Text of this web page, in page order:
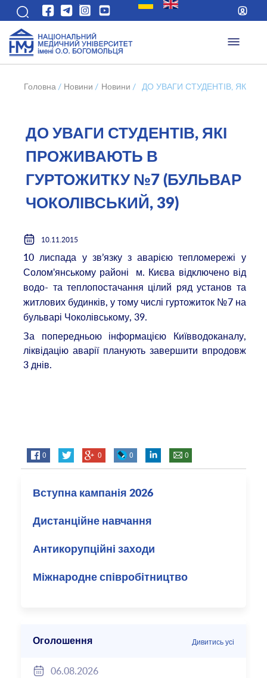
Головна / Новини / Новини / ДО УВАГИ СТУДЕНТІВ, ЯКІ
ДО УВАГИ СТУДЕНТІВ, ЯКІ
ПРОЖИВАЮТЬ В
ГУРТОЖИТКУ №7 (БУЛЬВАР
ЧОКОЛІВСЬКИЙ, 39)
10.11.2015
10 лиспада узв’язку з аварією тепломережі у
Солом'янському районі м. Києва відключено від
водо- та теплопостачання цілий ряд установ та
житлових будинків, у тому числі гуртожиток №7 на
бульварі Чоколівському, 39.
За попередньою інформацією Київводоканалу,
ліквідацію аварії планують завершити впродовж
3 днів.
0 0 0 0
Вступна кампанія 2026
Дистанційне навчання
Антикорупційні заходи
Міжнародне співробітництво
Оголошення Дивитись усі
06.08.2026